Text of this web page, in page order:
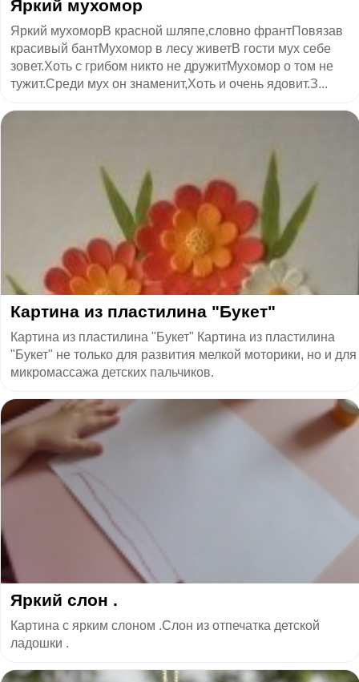
Яркий мухомор
Яркий мухоморВ красной шляпе,словно франтПовязав
красивый бантМухомор в лесу живетВ гости мух себе
зовет.Хоть с грибом никто не дружитМухомор о том не
тужит.Среди мух он знаменит,Хоть и очень ядовит.З...
​Картина из пластилина "Букет"
Картина из пластилина "Букет" Картина из пластилина
"Букет" не только для развития мелкой моторики, но и для
микромассажа детских пальчиков.
Яркий слон .
Картина с ярким слоном .Слон из отпечатка детской
ладошки .